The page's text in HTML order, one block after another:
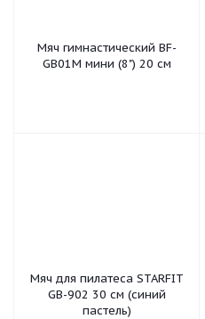
Мяч гимнастический BF-
GB01М мини (8") 20 см
Мяч для пилатеса STARFIT
GB-902 30 см (синий
пастель)